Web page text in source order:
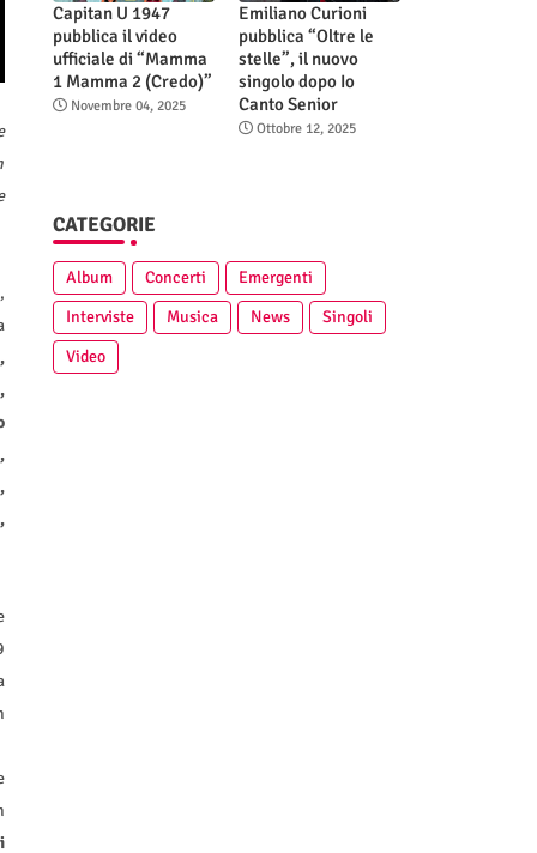
Capitan U 1947
pubblica il video
ufficiale di “Mamma
1 Mamma 2 (Credo)”
Novembre 04, 2025
Emiliano Curioni
pubblica “Oltre le
stelle”, il nuovo
singolo dopo Io
Canto Senior
Ottobre 12, 2025
CATEGORIE
Album Concerti
Emergenti
Interviste
Musica News
Singoli
Video